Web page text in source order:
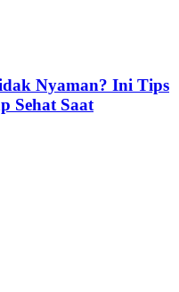
Nyaman? Ini Tips
Sehat Saat